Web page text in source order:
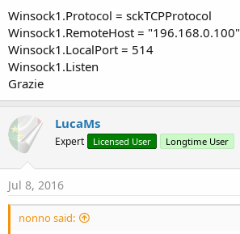
Winsock1.Protocol = sckTCPProtocol
Winsock1.RemoteHost = "196.168.0.100"
Winsock1.LocalPort = 514
Winsock1.Listen
Grazie
LucaMs
Expert Licensed User Longtime User
Jul 8, 2016
nonno said: